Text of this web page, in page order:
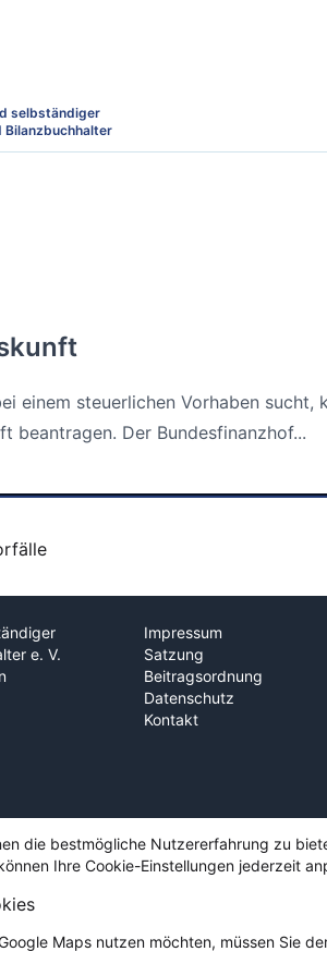
selbständiger
Bilanzbuchhalter
einem steuerlichen Vorhaben sucht,
beantragen. Der Bundesfinanzhof...
e. V.
Impressum
Satzung
Beitragsordnung
Datenschutz
Kontakt
die bestmögliche Nutzererfahrung zu
Ihre Cookie-Einstellungen jederzeit
Maps nutzen möchten, müssen Sie